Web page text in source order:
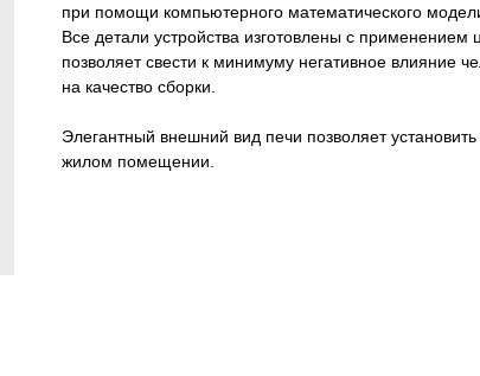
при помощи компьютерного математического
Все детали устройства изготовлены с применением
позволяет свести к минимуму негативное влияние
на качество сборки.
Элегантный внешний вид печи позволяет
жилом помещении.